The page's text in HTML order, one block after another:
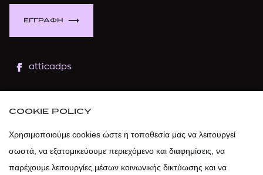
ΕΓΓΡΑΦΗ
atticadps
atticadps
COOKIE POLICY
Χρησιμοποιούμε cookies ώστε η τοποθεσία μας να λειτουργεί
σωστά, να εξατομικεύουμε περιεχόμενο και διαφημίσεις, να
παρέχουμε λειτουργίες μέσων κοινωνικής δικτύωσης και να